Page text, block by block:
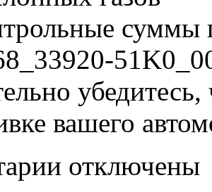
суммы
вашего
записи
отключены